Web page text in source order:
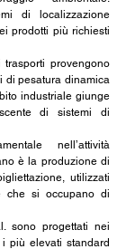
di localizzazione
prodotti più richiesti
provengono
di pesatura dinamica
industriale giunge
di sistemi di
nell’attività
è la produzione di
utilizzati
che si occupano di
sono progettati nei
più elevati standard